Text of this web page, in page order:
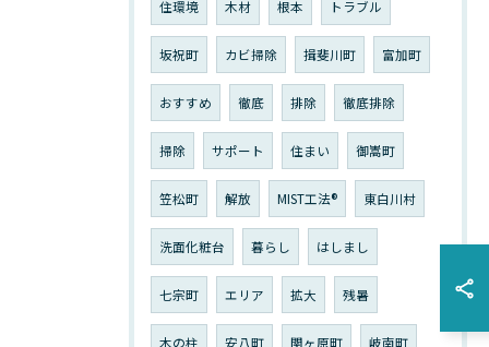
住環境 木材 根本 トラブル
坂祝町 カビ掃除 揖斐川町 富加町
おすすめ 徹底 排除 徹底排除
掃除 サポート 住まい 御嵩町
笠松町 解放 MIST工法®︎ 東白川村
洗面化粧台 暮らし はしまし
七宗町 エリア 拡大 残暑
木の柱 安八町 関ヶ原町 岐南町